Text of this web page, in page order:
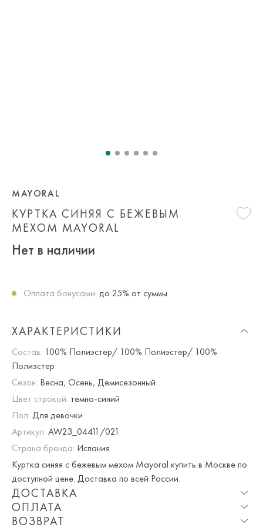
КУРТКА СИНЯЯ С БЕЖЕВЫМ
МЕХОМ MAYORAL
MAYORAL
Нет в наличии
Оплата бонусами: до 25% от суммы
ХАРАКТЕРИСТИКИ
Состав: 100% Полиэстер/ 100% Полиэстер/ 100%
Полиэстер
Сезон: Весна, Осень, Демисезонный
Цвет строкой: темно-синий
Пол: Для девочки
Артикул: AW23_04411/021
Страна бренда: Испания
Куртка синяя с бежевым мехом Mayoral купить в Москве по
доступной цене. Доставка по всей России.
ДОСТАВКА
Опция частичная доставка и примерка доступна для
ОПЛАТА
ВОЗВРАТ